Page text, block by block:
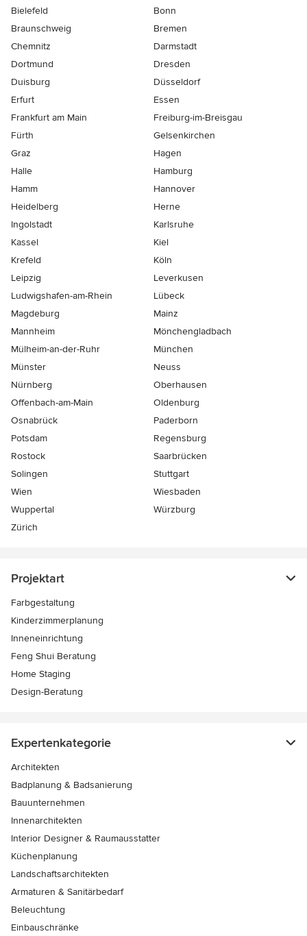
Bielefeld
Bonn
Braunschweig
Bremen
Chemnitz
Darmstadt
Dortmund
Dresden
Duisburg
Düsseldorf
Erfurt
Essen
Frankfurt am Main
Freiburg-im-Breisgau
Fürth
Gelsenkirchen
Graz
Hagen
Halle
Hamburg
Hamm
Hannover
Heidelberg
Herne
Ingolstadt
Karlsruhe
Kassel
Kiel
Krefeld
Köln
Leipzig
Leverkusen
Ludwigshafen-am-Rhein
Lübeck
Magdeburg
Mainz
Mannheim
Mönchen­gladbach
Mülheim-an-der-Ruhr
München
Münster
Neuss
Nürnberg
Oberhausen
Offenbach-am-Main
Oldenburg
Osnabrück
Paderborn
Potsdam
Regensburg
Rostock
Saarbrücken
Solingen
Stuttgart
Wien
Wiesbaden
Wuppertal
Würzburg
Zürich
Projektart
Farbgestaltung
Kinderzimmerplanung
Inneneinrichtung
Feng Shui Beratung
Home Staging
Design-Beratung
Expertenkategorie
Architekten
Badplanung & Badsanierung
Bauunternehmen
Innenarchitekten
Interior Designer & Raumausstatter
Küchenplanung
Landschaftsarchitekten
Armaturen & Sanitärbedarf
Beleuchtung
Einbauschränke